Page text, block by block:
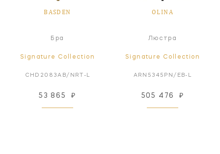
BASDEN
Бра
Signature Collection
CHD2083AB/NRT-L
53 865 ₽
OLINA
Люстра
Signature Collection
ARN5345PN/EB-L
505 476 ₽